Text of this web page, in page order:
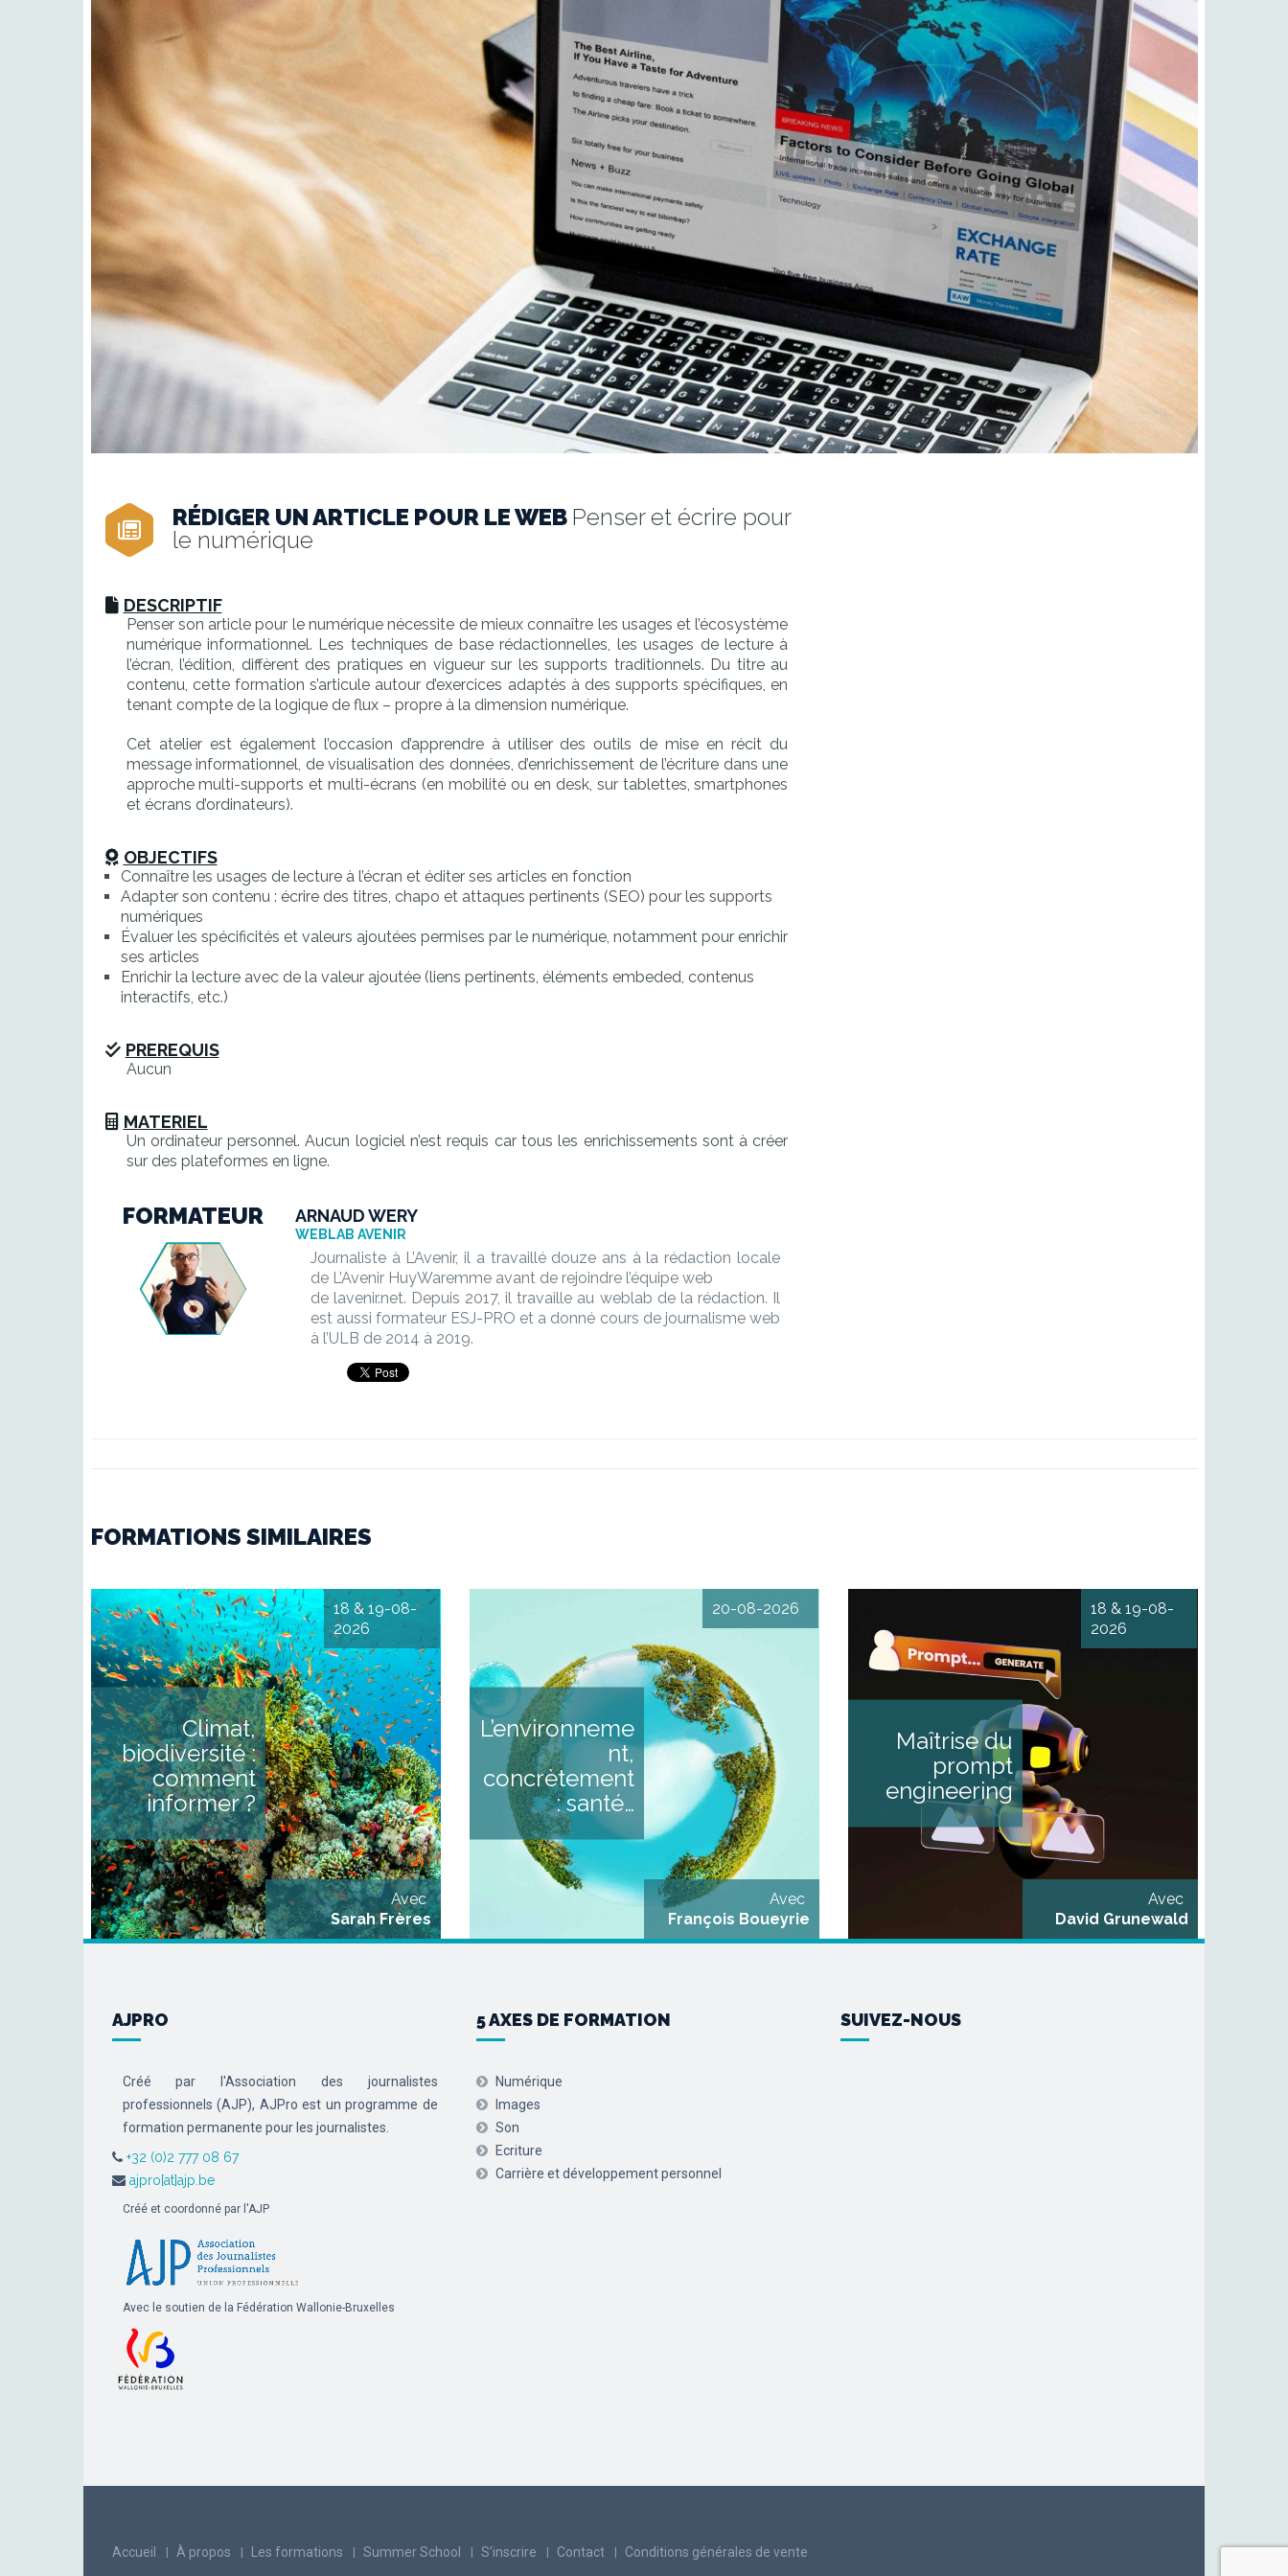
RÉDIGER UN ARTICLE POUR LE WEB Penser et écrire pour
le numérique
DESCRIPTIF
Penser son article pour le numérique nécessite de mieux connaître les usages et l’écosystème
numérique informationnel. Les techniques de base rédactionnelles, les usages de lecture à
l’écran, l’édition, diffèrent des pratiques en vigueur sur les supports traditionnels. Du titre au
contenu, cette formation s’articule autour d’exercices adaptés à des supports spécifiques, en
tenant compte de la logique de flux – propre à la dimension numérique.
Cet atelier est également l’occasion d’apprendre à utiliser des outils de mise en récit du
message informationnel, de visualisation des données, d’enrichissement de l’écriture dans une
approche multi-supports et multi-écrans (en mobilité ou en desk, sur tablettes, smartphones
et écrans d’ordinateurs).
OBJECTIFS
Connaître les usages de lecture à l’écran et éditer ses articles en fonction
Adapter son contenu : écrire des titres, chapo et attaques pertinents (SEO) pour les supports
numériques
Évaluer les spécificités et valeurs ajoutées permises par le numérique, notamment pour enrichir
ses articles
Enrichir la lecture avec de la valeur ajoutée (liens pertinents, éléments embeded, contenus
interactifs, etc.)
PREREQUIS
Aucun
MATERIEL
Un ordinateur personnel. Aucun logiciel n’est requis car tous les enrichissements sont à créer
sur des plateformes en ligne.
FORMATEUR ARNAUD WERY
WEBLAB AVENIR
Journaliste à L’Avenir, il a travaillé douze ans à la rédaction locale
de L’Avenir HuyWaremme avant de rejoindre l’équipe web
de lavenir.net. Depuis 2017, il travaille au weblab de la rédaction. Il
est aussi formateur ESJ-PRO et a donné cours de journalisme web
à l’ULB de 2014 à 2019.
FORMATIONS SIMILAIRES
18 & 19-08-
2026
Climat,
biodiversité :
comment
informer ?
Avec
Sarah Frères
Parler du climat dans les
médias Climat, pollution,
biodiversité : introduction aux
enjeux environnementaux
DESCRIPTIF Considérés
comme anxiogènes,
techniques ou militants, les
enjeux environnementaux
sont parfois relégués au
second plan. Leur couverture
médiatique divise au sein
même des rédactions. Or, la
crise environnementale est
systémique et touche à tous
les domaines d’une
organisation d’information
générale [...]
20-08-2026
L’environneme
nt,
concrètement
: santé…
Avec
François Boueyrie
L’environnement,
concrètement Santé,
économie… L’environnement à
travers trois enjeux proches
du quotidien DESCRIPTIF
Cette formation vous propose
d’aborder les enjeux
environnementaux à travers
des angles très concrets et
proches de notre quotidien,
grâce à l’éclairage d’expert.es
qui proposeront chacun.e
une synthèse sur leur
thématique : Environnement
& Santé (impacts des
dérèglements, pollution…)
avec Céline Bertrand, [...]
18 & 19-08-
2026
Maîtrise du
prompt
engineering
Avec
David Grunewald
Maîtrise du prompt
engineering et des outils IA
L'IA pour optimiser le travail
des journalistes au quotidien
DESCRIPTIF Vous souhaitez
organiser l’usage de l’IA pour
enrichir votre travail au
quotidien et votre processus
d’écriture ? Nous vous
proposons cette formation
articulée autour de deux
modules : Module 1
Acculturation et appropriation
des outils de l’IA [...]
AJPRO
Créé par l'Association des journalistes
professionnels (AJP), AJPro est un programme de
formation permanente pour les journalistes.
+32 (0)2 777 08 67
ajpro[at]ajp.be
Créé et coordonné par l'AJP
Avec le soutien de la Fédération Wallonie-Bruxelles
5 AXES DE FORMATION
Numérique
Images
Son
Ecriture
Carrière et développement personnel
SUIVEZ-NOUS
Accueil À propos Les formations Summer School S’inscrire Contact Conditions générales de vente